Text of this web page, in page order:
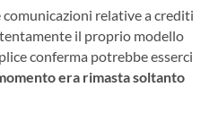
relative a crediti
il proprio modello
conferma potrebbe esserci
era rimasta soltanto